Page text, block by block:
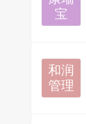
宝
和润
管理